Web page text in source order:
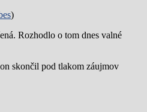
)
Rozhodlo o tom dnes valné
skončil pod tlakom záujmov